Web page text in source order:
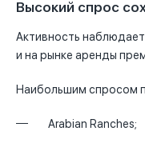
Высокий спрос
Активность
и на рынке аренды
Наибольшим спросом
Arabian Ranches;